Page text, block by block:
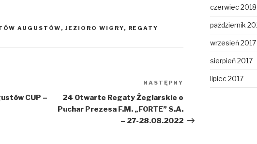
AUGUSTÓW , JEZIORO WIGRY, REGATY
CUP –
Następny
NASTĘPNY
24 Otwarte Regaty Żeglarskie o
Puchar Prezesa F.M. „FORTE” S.A.
– 27-28.08.2022
czerwiec 2018
październik
wrzesień 2017
sierpień 2017
lipiec 2017